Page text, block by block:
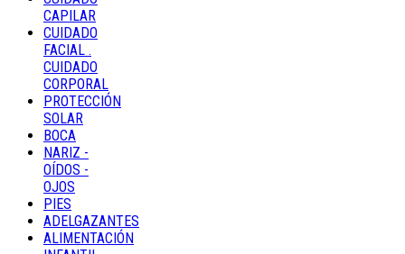
CAPILAR
CUIDADO
FACIAL .
CUIDADO
CORPORAL
PROTECCIÓN
SOLAR
BOCA
NARIZ -
OÍDOS -
OJOS
PIES
ADELGAZANTES
ALIMENTACIÓN